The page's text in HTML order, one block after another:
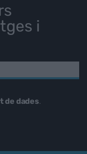
i
de dades.